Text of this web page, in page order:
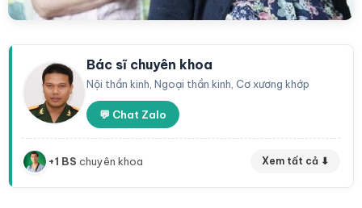
Bác sĩ chuyên khoa
Nội thần kinh, Ngoại thần kinh, Cơ xương khớp
💬 Chat Zalo
+1 BS chuyên khoa Xem tất cả ⬇